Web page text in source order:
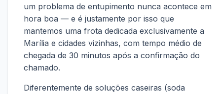
um problema de entupimento nunca acontece em
hora boa — e é justamente por isso que
mantemos uma frota dedicada exclusivamente a
Marília e cidades vizinhas, com tempo médio de
chegada de 30 minutos após a confirmação do
chamado.
Diferentemente de soluções caseiras (soda